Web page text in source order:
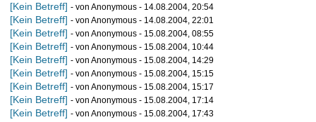
[Kein Betreff] - von Anonymous - 14.08.2004, 20:54
[Kein Betreff] - von Anonymous - 14.08.2004, 22:01
[Kein Betreff] - von Anonymous - 15.08.2004, 08:55
[Kein Betreff] - von Anonymous - 15.08.2004, 10:44
[Kein Betreff] - von Anonymous - 15.08.2004, 14:29
[Kein Betreff] - von Anonymous - 15.08.2004, 15:15
[Kein Betreff] - von Anonymous - 15.08.2004, 15:17
[Kein Betreff] - von Anonymous - 15.08.2004, 17:14
[Kein Betreff] - von Anonymous - 15.08.2004, 17:43